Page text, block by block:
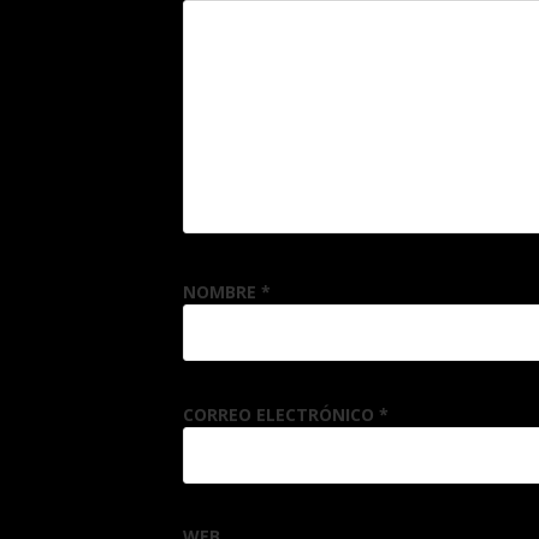
NOMBRE *
CORREO ELECTRÓNICO *